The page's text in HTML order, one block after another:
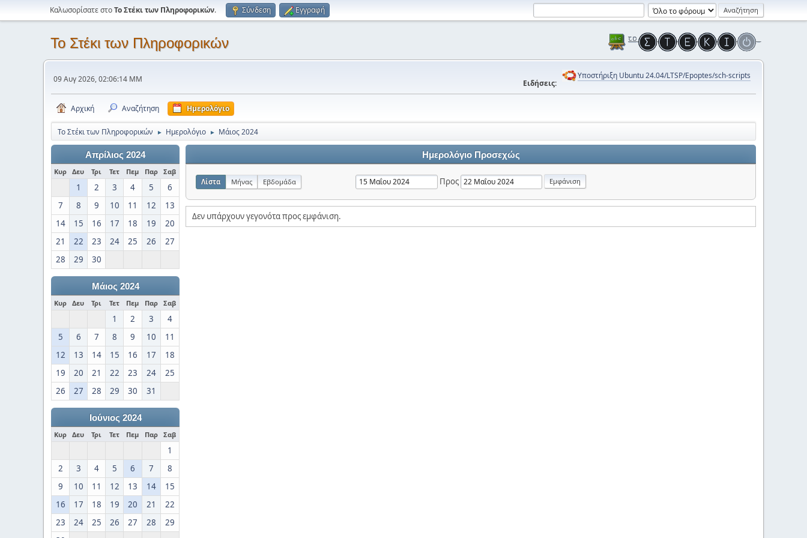
Καλωσορίσατε στοΤο Στέκι των Πληροφορικών. Σύνδεση Εγγραφή
Το Στέκι των Πληροφορικών
09 Αυγ 2026, 02:06:14 ΜΜ Ειδήσεις:
Υποστήριξη Ubuntu 24.04/LTSP/Epoptes/sch-scripts
Αρχική Αναζήτηση Ημερολόγιο
Το Στέκι των Πληροφορικών ► Ημερολόγιο ► Μάιος 2024
Απρίλιος 2024
Κυρ Δευ Τρι Τετ Πεμ Παρ Σαβ
1 2 3 4 5
6
7
8 9 10 11 12
13
14
15 16 17 18 19
20
21
22 23 24 25 26
27
28
29 30
Μάιος 2024
Κυρ Δευ Τρι Τετ Πεμ Παρ Σαβ
1 2 3
4
5
6 7 8 9 10
11
12
13 14 15 16 17
18
19
20 21 22 23 24
25
26
27 28 29 30 31
Ιούνιος 2024
Κυρ Δευ Τρι Τετ Πεμ Παρ Σαβ
1
2
3 4 5 6 7
8
9
10 11 12 13 14
15
16
17 18 19 20 21
22
23
24 25 26 27 28
29
Ημερολόγιο Προσεχώς
Λίστα Μήνας Εβδομάδα Προς
Δεν υπάρχουν γεγονότα προς εμφάνιση.